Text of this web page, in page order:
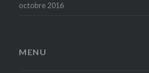
octobre 2016
MENU